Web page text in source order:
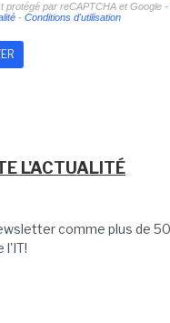
protégé par reCAPTCHA et Google -
- Conditions d'utilisation
L'ACTUALITÉ
comme plus de
l'IT!